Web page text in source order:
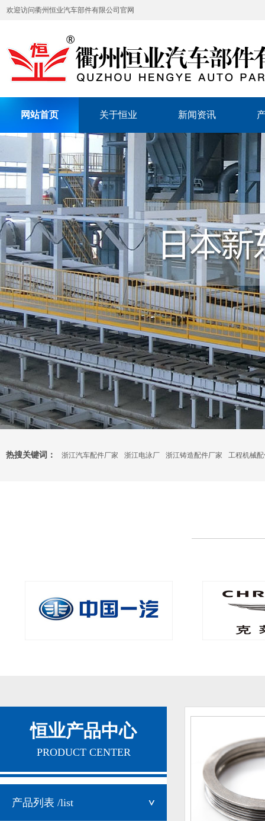
欢迎访问衢州恒业汽车部件有限公司官网
网站首页 关于恒业 新闻资讯
热搜关键词： 浙江汽车配件厂家 浙江电泳厂 浙江铸造配件厂家 工程机械
恒业产品中心
PRODUCT CENTER
产品列表 /list